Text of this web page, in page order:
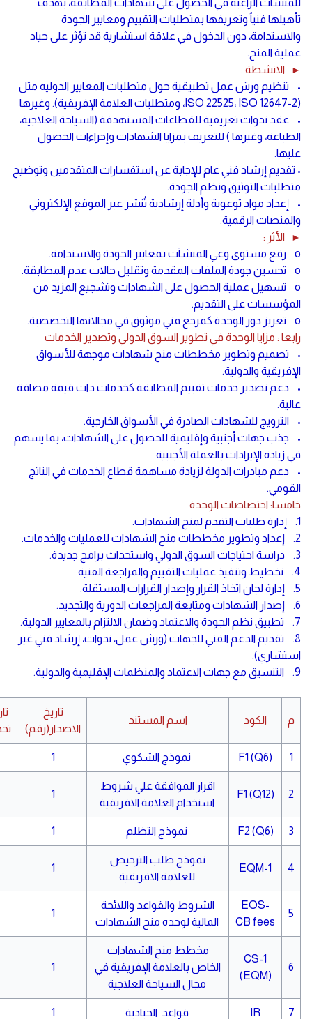
للمنشآت الراغبة في الحصول على شهادات المطابقة، بهدف
تأهيلها فنياً وتعريفها بمتطلبات التقييم ومعايير الجودة
والاستدامة، دون الدخول في علاقة استشارية قد تؤثر على حياد
عملية المنح.
►
الانشطة :
• تنظيم ورش عمل تطبيقية حول متطلبات المعايير الدوليه مثل
(ISO 22525، ISO 12647-2، ومتطلبات العلامة الإفريقية). وغيرها
• عقد ندوات تعريفية للقطاعات المستهدفة (السياحة العلاجية،
الطباعة، وغيرها ) للتعريف بمزايا الشهادات وإجراءات الحصول
عليها.
• تقديم إرشاد فني عام للإجابة عن استفسارات المتقدمين وتوضيح
متطلبات التوثيق ونظم الجودة.
• إعداد مواد توعوية وأدلة إرشادية تُنشر عبر الموقع الإلكتروني
والمنصات الرقمية.
►
الأثر :
o رفع مستوى وعي المنشآت بمعايير الجودة والاستدامة.
o تحسين جودة الملفات المقدمة وتقليل حالات عدم المطابقة.
o تسهيل عملية الحصول على الشهادات وتشجيع المزيد من
المؤسسات على التقديم.
o تعزيز دور الوحدة كمرجع فني موثوق في مجالاتها التخصصية.
رابعا : مزايا الوحدة في تطوير السوق الدولي وتصدير الخدمات
• تصميم وتطوير مخططات منح شهادات موجهة للأسواق
الإفريقية والدولية.
• دعم تصدير خدمات تقييم المطابقة كخدمات ذات قيمة مضافة
عالية.
• الترويج للشهادات الصادرة في الأسواق الخارجية.
• جذب جهات أجنبية وإقليمية للحصول على الشهادات، بما يسهم
في زيادة الإيرادات بالعملة الأجنبية.
• دعم مبادرات الدولة لزيادة مساهمة قطاع الخدمات في الناتج
القومي.
خامسا: اختصاصات الوحدة
1. إدارة طلبات التقدم لمنح الشهادات.
2. إعداد وتطوير مخططات منح الشهادات للعمليات والخدمات.
3. دراسة احتياجات السوق الدولي واستحداث برامج جديدة.
4. تخطيط وتنفيذ عمليات التقييم والمراجعة الفنية.
5. إدارة لجان اتخاذ القرار وإصدار القرارات المستقلة.
6. إصدار الشهادات ومتابعة المراجعات الدورية والتجديد.
7. تطبيق نظم الجودة والاعتماد وضمان الالتزام بالمعايير الدولية.
8. تقديم الدعم الفني للجهات (ورش عمل، ندوات، إرشاد فني غير
استشاري).
9. التنسيق مع جهات الاعتماد والمنظمات الإقليمية والدولية.
تاريخ
الاصدار(رقم)
اسم المستند الكود م
1 F1 (Q6) 1
1
اقرار الموافقة علي شروط
استخدام العلامة الافريقية
F1 (Q12) 2
1 F2 (Q6) 3
1
نموذج طلب الترخيص
للعلامة الافريقية
EQM-1 4
1
الشروط والقواعد واللائحة
المالية لوحده منح الشهادات
EOS-
CB fees
5
1
مخطط منح الشهادات
الخاص بالعلامة الإفريقية في
CS-1
(EQM)
6
1 IR 7